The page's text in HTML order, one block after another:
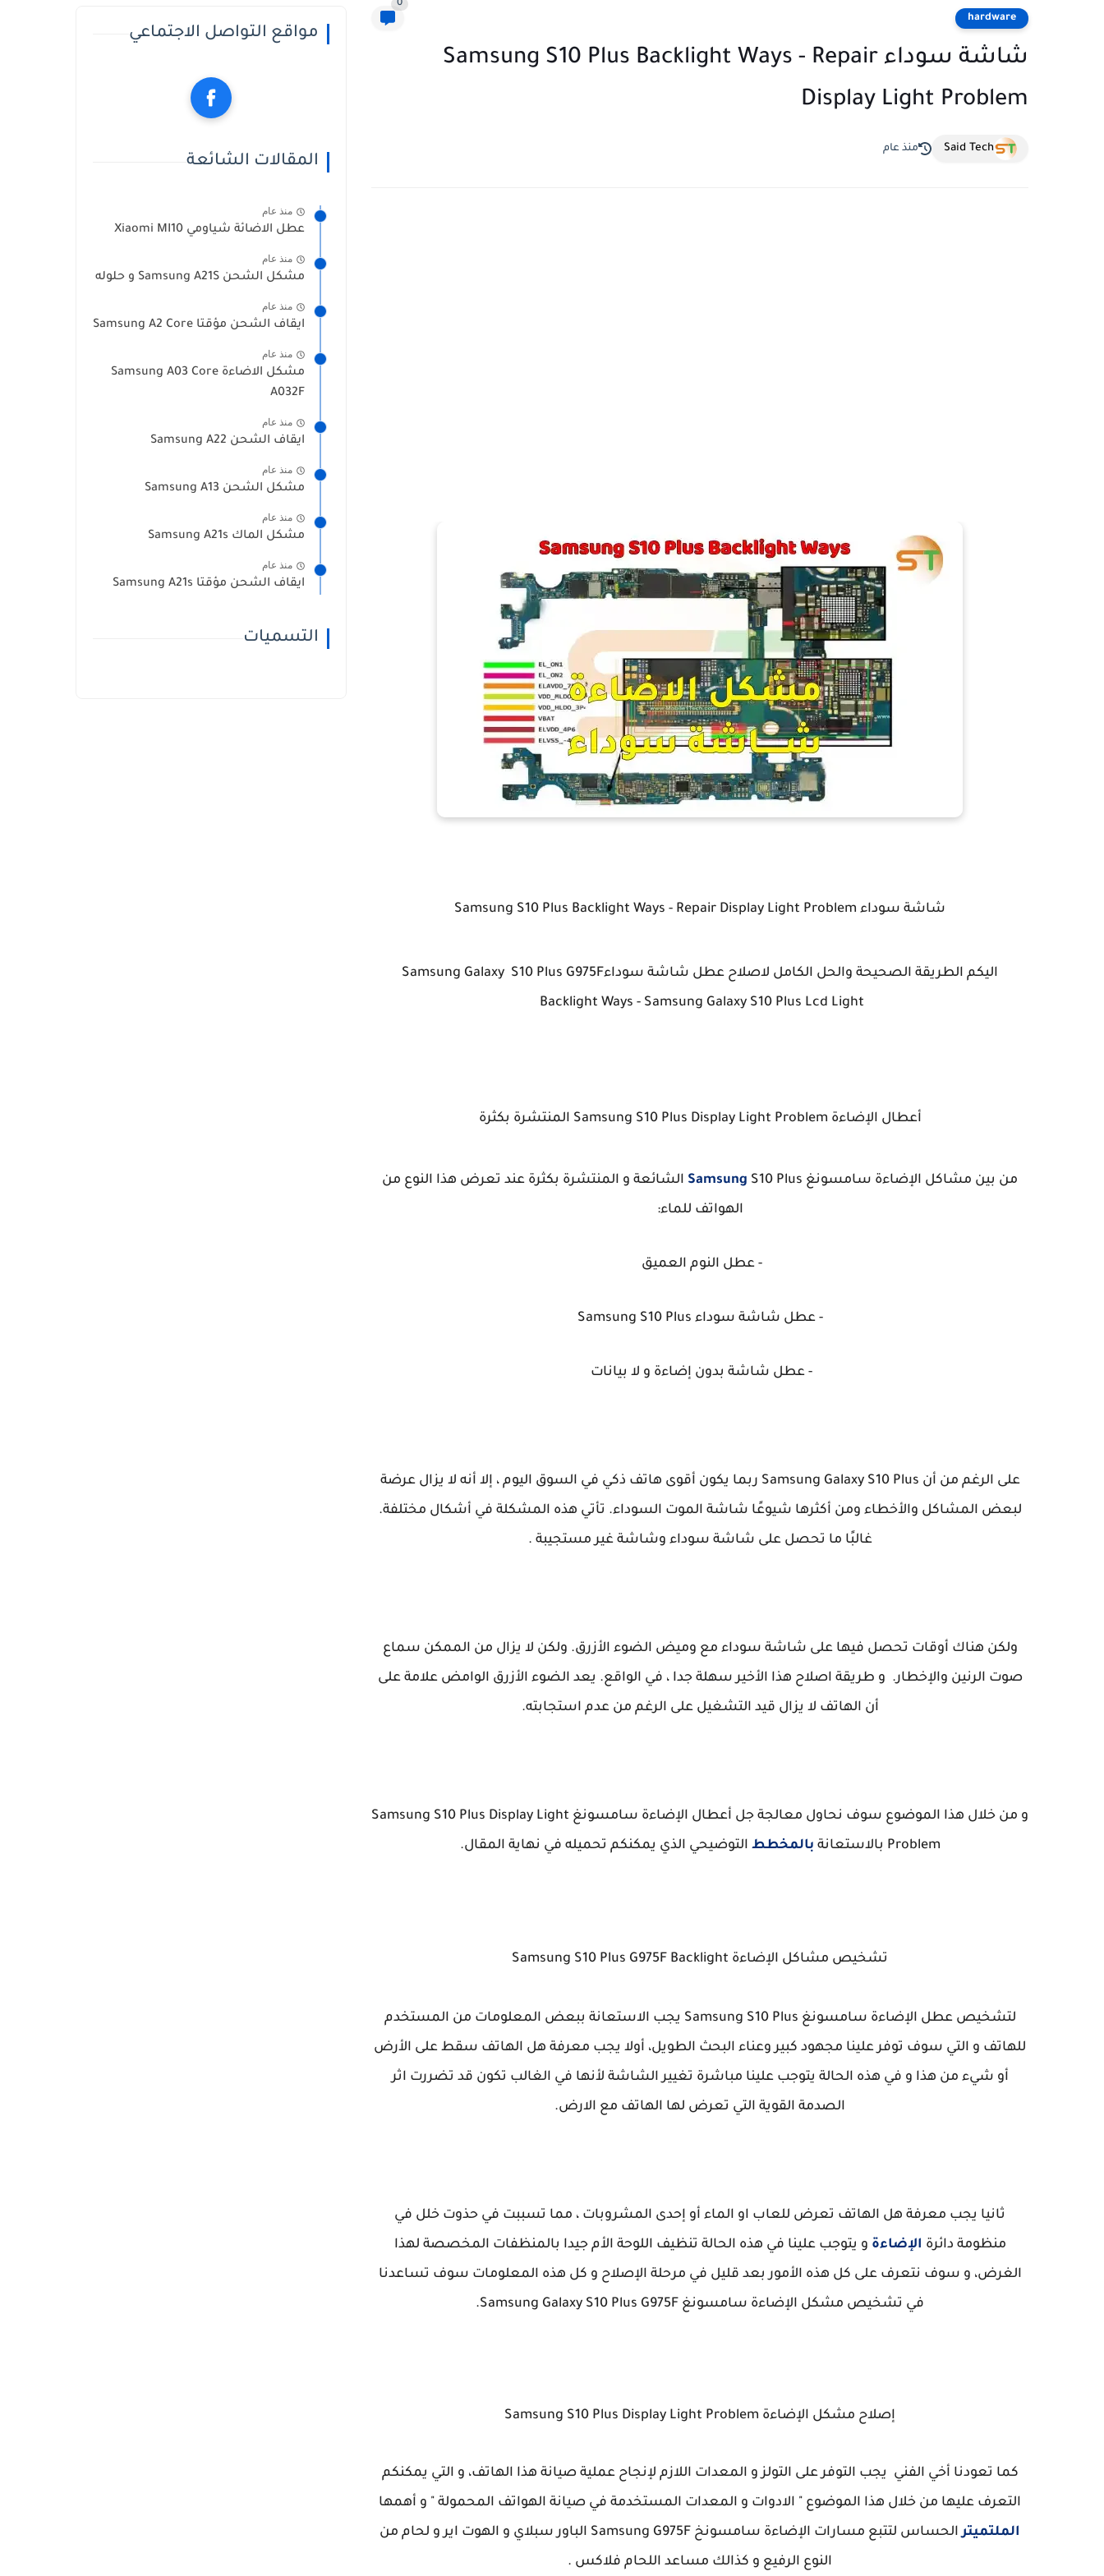
hardware
0
شاشة سوداء Samsung S10 Plus Backlight Ways - Repair
Display Light Problem
Said Tech منذ عام
شاشة سوداء Samsung S10 Plus Backlight Ways - Repair Display Light Problem
اليكم الطريقة الصحيحة والحل الكامل لاصلاح عطل شاشة سوداءSamsung Galaxy S10 Plus G975F
Backlight Ways - Samsung Galaxy S10 Plus Lcd Light
أعطال الإضاءة Samsung S10 Plus Display Light Problem المنتشرة بكثرة
من بين مشاكل الإضاءة سامسونغ Samsung S10 Plus الشائعة و المنتشرة بكثرة عند تعرض هذا النوع من
الهواتف للماء:
- عطل النوم العميق
- عطل شاشة سوداء Samsung S10 Plus
- عطل شاشة بدون إضاءة و لا بيانات
على الرغم من أن Samsung Galaxy S10 Plus ربما يكون أقوى هاتف ذكي في السوق اليوم ، إلا أنه لا يزال عرضة
لبعض المشاكل والأخطاء ومن أكثرها شيوعًا شاشة الموت السوداء. تأتي هذه المشكلة في أشكال مختلفة.
غالبًا ما تحصل على شاشة سوداء وشاشة غير مستجيبة .
ولكن هناك أوقات تحصل فيها على شاشة سوداء مع وميض الضوء الأزرق. ولكن لا يزال من الممكن سماع
صوت الرنين والإخطار. و طريقة اصلاح هذا الأخير سهلة جدا ، في الواقع. يعد الضوء الأزرق الوامض علامة على
أن الهاتف لا يزال قيد التشغيل على الرغم من عدم استجابته.
و من خلال هذا الموضوع سوف نحاول معالجة جل أعطال الإضاءة سامسونغ Samsung S10 Plus Display Light
Problem بالاستعانة
بالمخطط التوضيحي الذي يمكنكم تحميله في نهاية المقال.
تشخيص مشاكل الإضاءة Samsung S10 Plus G975F Backlight
لتشخيص عطل الإضاءة سامسونغ Samsung S10 Plus يجب الاستعانة ببعض المعلومات من المستخدم
للهاتف و التي سوف توفر علينا مجهود كبير وعناء البحث الطويل، أولا يجب معرفة هل الهاتف سقط على الأرض
أو شيء من هذا و في هذه الحالة يتوجب علينا مباشرة تغيير الشاشة لأنها في الغالب تكون قد تضررت اثر
الصدمة القوية التي تعرض لها الهاتف مع الارض.
ثانيا يجب معرفة هل الهاتف تعرض للعاب او الماء أو إحدى المشروبات ، مما تسببت في حذوت خلل في
منظومة دائرة الإضاءة و يتوجب علينا في هذه الحالة تنظيف اللوحة الأم جيدا بالمنظفات المخصصة لهذا
الغرض، و سوف نتعرف على كل هذه الأمور بعد قليل في مرحلة الإصلاح و كل هذه المعلومات سوف تساعدنا
في تشخيص مشكل الإضاءة سامسونغ Samsung Galaxy S10 Plus G975F.
إصلاح مشكل الإضاءة Samsung S10 Plus Display Light Problem
كما تعودنا أخي الفني يجب التوفر على التولز و المعدات اللازم لإنجاح عملية صيانة هذا الهاتف، و التي يمكنكم
التعرف عليها من خلال هذا الموضوع " الادوات و المعدات المستخدمة في صيانة الهواتف المحمولة " و أهمها
الملتميتر
الحساس لتتبع مسارات الإضاءة سامسونخ Samsung G975F الباور سبلاي و الهوت اير و لحام من
النوع الرفيع و كذالك مساعد اللحام فلاكس .
مواقع التواصل الاجتماعي
المقالات الشائعة
منذ عام
عطل الاضائة شياومي Xiaomi MI10
منذ عام
مشكل الشحن Samsung A21S و حلوله
منذ عام
ايقاف الشحن مؤقتا Samsung A2 Core
منذ عام
مشكل الاضاءة Samsung A03 Core
A032F
منذ عام
ايقاف الشحن Samsung A22
منذ عام
مشكل الشحن Samsung A13
منذ عام
مشكل الماك Samsung A21s
منذ عام
ايقاف الشحن مؤقتا Samsung A21s
التسميات